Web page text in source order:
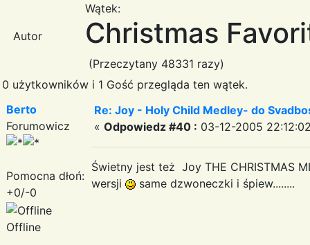
Autor
Wątek:
Christmas
(Przeczytany 48331 razy)
0 użytkowników i 1 Gość przegląda ten wątek.
Berto
Forumowicz
Pomocna dłoń:
+0/-0
Offline
Re: Joy - Holy Child Medley- do
« Odpowiedz #40 : 03-12-2005
Świetny jest też Joy THE CHRISTMAS
wersji
same dzwoneczki i śpiew........